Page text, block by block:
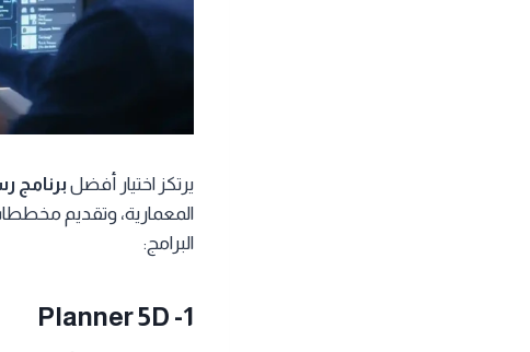
يرتكز اختيار أفضل برنامج
المعمارية، وتقديم مخططات
البرامج:
1- Planner 5D